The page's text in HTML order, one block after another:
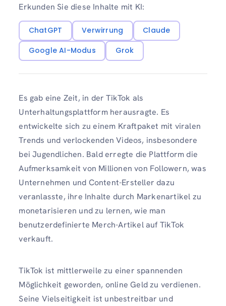
Erkunden Sie diese Inhalte mit KI:
ChatGPT Verwirrung
Claude
Google AI-Modus
Grok
Es gab eine Zeit, in der TikTok als
Unterhaltungsplattform herausragte. Es
entwickelte sich zu einem Kraftpaket mit viralen
Trends und verlockenden Videos, insbesondere
bei Jugendlichen. Bald erregte die Plattform die
Aufmerksamkeit von Millionen von Followern, was
Unternehmen und Content-Ersteller dazu
veranlasste, ihre Inhalte durch Markenartikel zu
monetarisieren und zu lernen, wie man
benutzerdefinierte Merch-Artikel auf TikTok
verkauft.
TikTok ist mittlerweile zu einer spannenden
Möglichkeit geworden, online Geld zu verdienen.
Seine Vielseitigkeit ist unbestreitbar und